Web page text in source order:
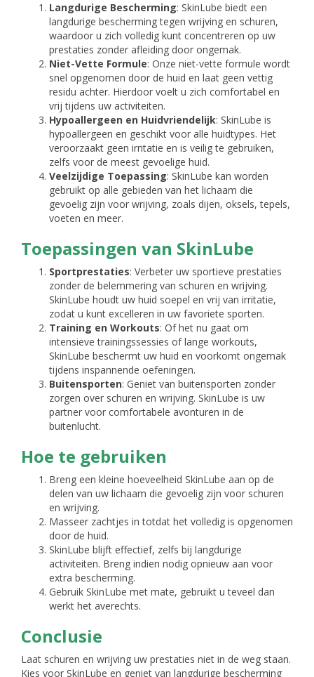
Langdurige Bescherming: SkinLube biedt een
langdurige bescherming tegen wrijving en schuren,
waardoor u zich volledig kunt concentreren op uw
prestaties zonder afleiding door ongemak.
Niet-Vette Formule: Onze niet-vette formule wordt
snel opgenomen door de huid en laat geen vettig
residu achter. Hierdoor voelt u zich comfortabel en
vrij tijdens uw activiteiten.
Hypoallergeen en Huidvriendelijk: SkinLube is
hypoallergeen en geschikt voor alle huidtypes. Het
veroorzaakt geen irritatie en is veilig te gebruiken,
zelfs voor de meest gevoelige huid.
Veelzijdige Toepassing: SkinLube kan worden
gebruikt op alle gebieden van het lichaam die
gevoelig zijn voor wrijving, zoals dijen, oksels, tepels,
voeten en meer.
Toepassingen van SkinLube
Sportprestaties: Verbeter uw sportieve prestaties
zonder de belemmering van schuren en wrijving.
SkinLube houdt uw huid soepel en vrij van irritatie,
zodat u kunt excelleren in uw favoriete sporten.
Training en Workouts: Of het nu gaat om
intensieve trainingssessies of lange workouts,
SkinLube beschermt uw huid en voorkomt ongemak
tijdens inspannende oefeningen.
Buitensporten: Geniet van buitensporten zonder
zorgen over schuren en wrijving. SkinLube is uw
partner voor comfortabele avonturen in de
buitenlucht.
Hoe te gebruiken
Breng een kleine hoeveelheid SkinLube aan op de
delen van uw lichaam die gevoelig zijn voor schuren
en wrijving.
Masseer zachtjes in totdat het volledig is opgenomen
door de huid.
SkinLube blijft effectief, zelfs bij langdurige
activiteiten. Breng indien nodig opnieuw aan voor
extra bescherming.
Gebruik SkinLube met mate, gebruikt u teveel dan
werkt het averechts.
Conclusie
Laat schuren en wrijving uw prestaties niet in de weg staan.
Kies voor SkinLube en geniet van langdurige bescherming